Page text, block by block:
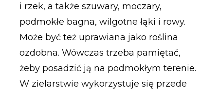
i rzek, a także szuwary, moczary,
podmokłe bagna, wilgotne łąki i rowy.
Może być też uprawiana jako roślina
ozdobna. Wówczas trzeba pamiętać,
żeby posadzić ją na podmokłym terenie.
W zielarstwie wykorzystuje się przede